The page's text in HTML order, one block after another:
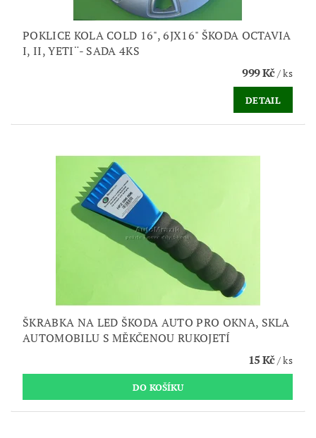
POKLICE KOLA COLD 16", 6JX16" ŠKODA OCTAVIA
I, II, YETI¨- SADA 4KS
999 Kč/ ks
DETAIL
ŠKRABKA NA LED ŠKODA AUTO PRO OKNA, SKLA
AUTOMOBILU S MĚKČENOU RUKOJETÍ
15 Kč/ ks